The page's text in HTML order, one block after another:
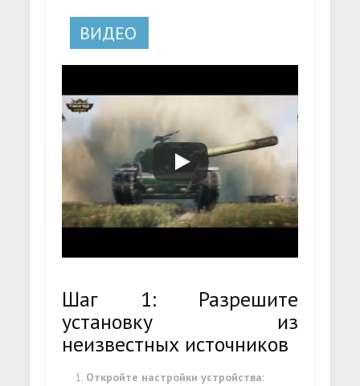
ВИДЕО
Шаг 1: Разрешите
установку из
неизвестных источников
Откройте настройки устройства: